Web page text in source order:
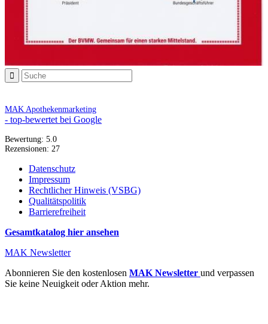
MAK Apothekenmarketing
- top-bewertet bei Google
Bewertung: 5.0
Rezensionen: 27
Datenschutz
Impressum
Rechtlicher Hinweis (VSBG)
Qualitätspolitik
Barrierefreiheit
Gesamtkatalog hier ansehen
MAK Newsletter
Abonnieren Sie den kostenlosen MAK Newsletter und verpassen
Sie keine Neuigkeit oder Aktion mehr.